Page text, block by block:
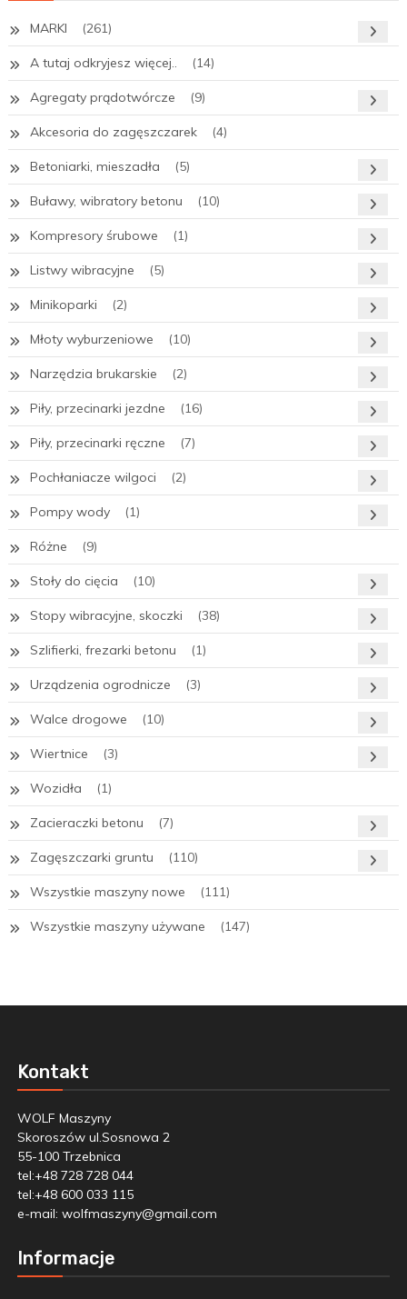
MARKI (261)
A tutaj odkryjesz więcej.. (14)
Agregaty prądotwórcze (9)
Akcesoria do zagęszczarek (4)
Betoniarki, mieszadła (5)
Buławy, wibratory betonu (10)
Kompresory śrubowe (1)
Listwy wibracyjne (5)
Minikoparki (2)
Młoty wyburzeniowe (10)
Narzędzia brukarskie (2)
Piły, przecinarki jezdne (16)
Piły, przecinarki ręczne (7)
Pochłaniacze wilgoci (2)
Pompy wody (1)
Różne (9)
Stoły do cięcia (10)
Stopy wibracyjne, skoczki (38)
Szlifierki, frezarki betonu (1)
Urządzenia ogrodnicze (3)
Walce drogowe (10)
Wiertnice (3)
Wozidła (1)
Zacieraczki betonu (7)
Zagęszczarki gruntu (110)
Wszystkie maszyny nowe (111)
Wszystkie maszyny używane (147)
Kontakt
WOLF Maszyny
Skoroszów ul.Sosnowa 2
55-100 Trzebnica
tel:+48 728 728 044
tel:+48 600 033 115
e-mail: wolfmaszyny@gmail.com
Informacje